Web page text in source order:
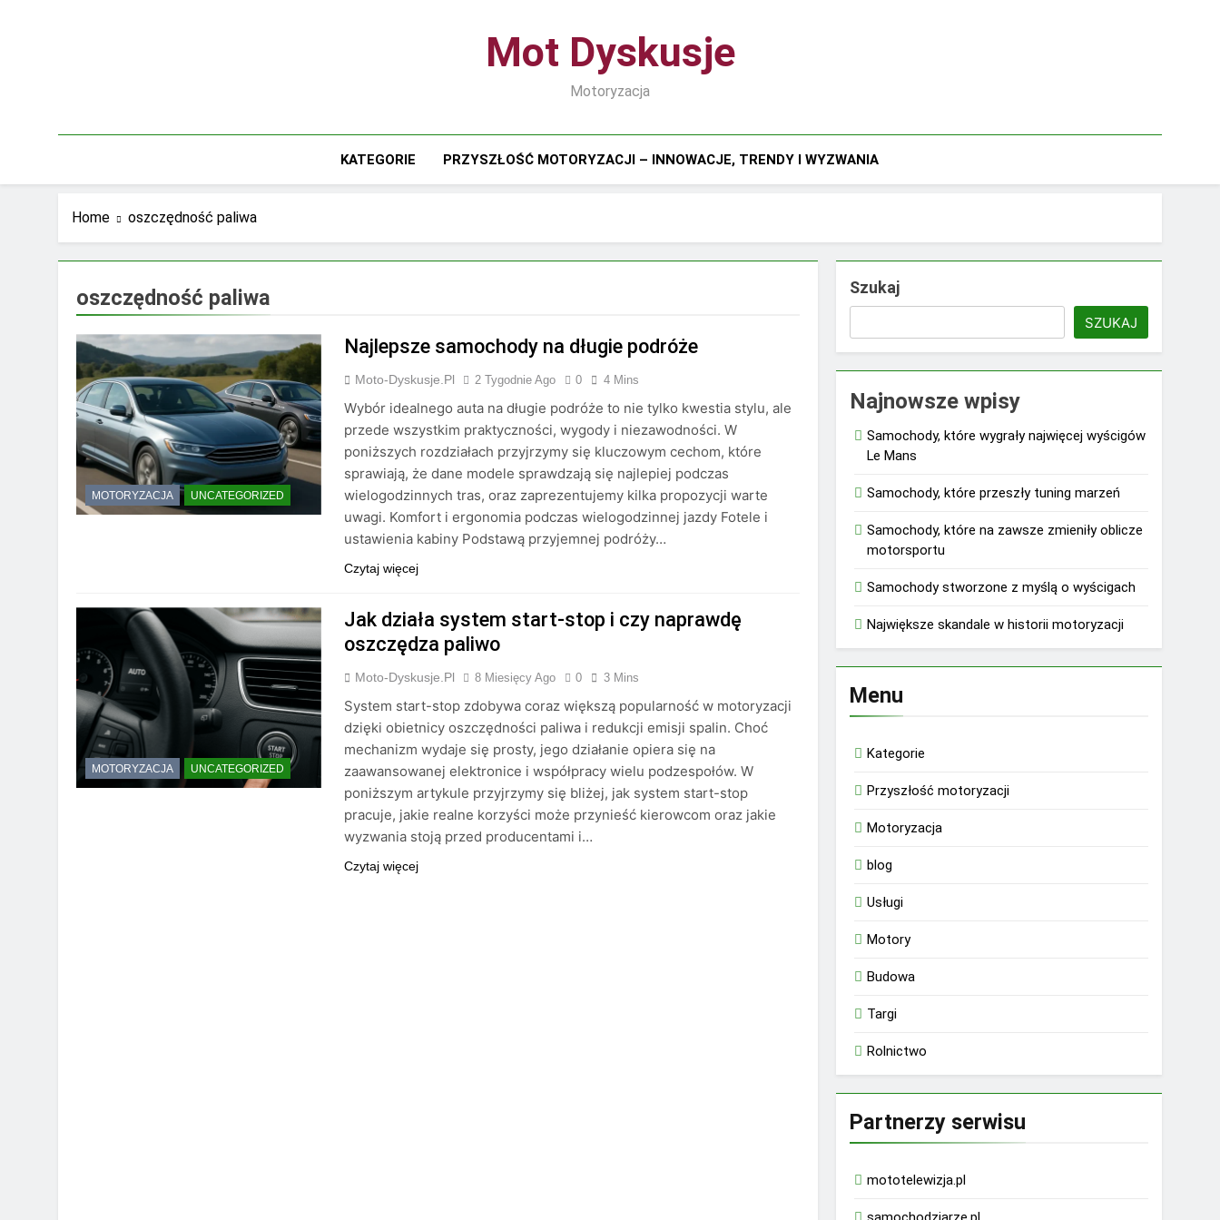
Mot Dyskusje
Motoryzacja
KATEGORIE PRZYSZŁOŚĆ MOTORYZACJI – INNOWACJE, TRENDY I WYZWANIA
Home oszczędność paliwa
oszczędność paliwa
MOTORYZACJA UNCATEGORIZED
Najlepsze samochody na długie podróże
Moto-Dyskusje.pl 2 Tygodnie Ago 0 4 Mins
Wybór idealnego auta na długie podróże to nie tylko kwestia stylu, ale
przede wszystkim praktyczności, wygody i niezawodności. W
poniższych rozdziałach przyjrzymy się kluczowym cechom, które
sprawiają, że dane modele sprawdzają się najlepiej podczas
wielogodzinnych tras, oraz zaprezentujemy kilka propozycji warte
uwagi. Komfort i ergonomia podczas wielogodzinnej jazdy Fotele i
ustawienia kabiny Podstawą przyjemnej podróży…
Czytaj więcej
MOTORYZACJA UNCATEGORIZED
Jak działa system start-stop i czy naprawdę
oszczędza paliwo
Moto-Dyskusje.pl 8 Miesięcy Ago 0 3 Mins
System start-stop zdobywa coraz większą popularność w motoryzacji
dzięki obietnicy oszczędności paliwa i redukcji emisji spalin. Choć
mechanizm wydaje się prosty, jego działanie opiera się na
zaawansowanej elektronice i współpracy wielu podzespołów. W
poniższym artykule przyjrzymy się bliżej, jak system start-stop
pracuje, jakie realne korzyści może przynieść kierowcom oraz jakie
wyzwania stoją przed producentami i…
Czytaj więcej
Szukaj
SZUKAJ
Najnowsze wpisy
Samochody, które wygrały najwięcej wyścigów
Le Mans
Samochody, które przeszły tuning marzeń
Samochody, które na zawsze zmieniły oblicze
motorsportu
Samochody stworzone z myślą o wyścigach
Największe skandale w historii motoryzacji
Menu
Kategorie
Przyszłość motoryzacji
Motoryzacja
blog
Usługi
Motory
Budowa
Targi
Rolnictwo
Partnerzy serwisu
mototelewizja.pl